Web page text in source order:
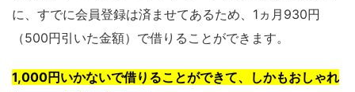
に、すでに会員登録は済ませてあるため、1ヵ月930円
（500円引いた金額）で借りることができます。
1,000円いかないで借りることができて、しかもおしゃれ